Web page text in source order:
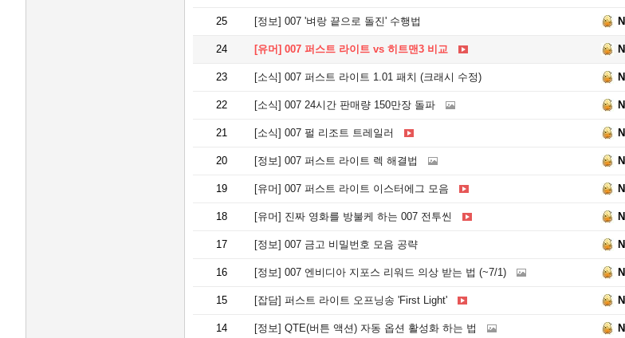
25 [정보] 007 '벼랑 끝으로 돌진' 수행법
24 [유머] 007 퍼스트 라이트 vs 히트맨3 비교
23 [소식] 007 퍼스트 라이트 1.01 패치 (크래시 수정)
22 [소식] 007 24시간 판매량 150만장 돌파
21 [소식] 007 펄 리조트 트레일러
20 [정보] 007 퍼스트 라이트 렉 해결법
19 [유머] 007 퍼스트 라이트 이스터에그 모음
18 [유머] 진짜 영화를 방불케 하는 007 전투씬
17 [정보] 007 금고 비밀번호 모음 공략
16 [정보] 007 엔비디아 지포스 리워드 의상 받는 법 (~7/1)
15 [잡담] 퍼스트 라이트 오프닝송 'First Light'
14 [정보] QTE(버튼 액션) 자동 옵션 활성화 하는 법